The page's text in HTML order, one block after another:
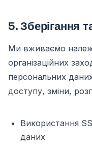
5. Зберігання
Ми вживаємо
організаційних
персональних
доступу, зміни,
Використання
даних